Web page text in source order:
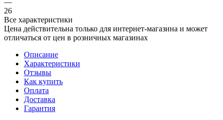
26
Все характеристики
Цена действительна только для интернет-магазина и может
отличаться от цен в розничных магазинах
Описание
Характеристики
Отзывы
Как купить
Оплата
Доставка
Гарантия